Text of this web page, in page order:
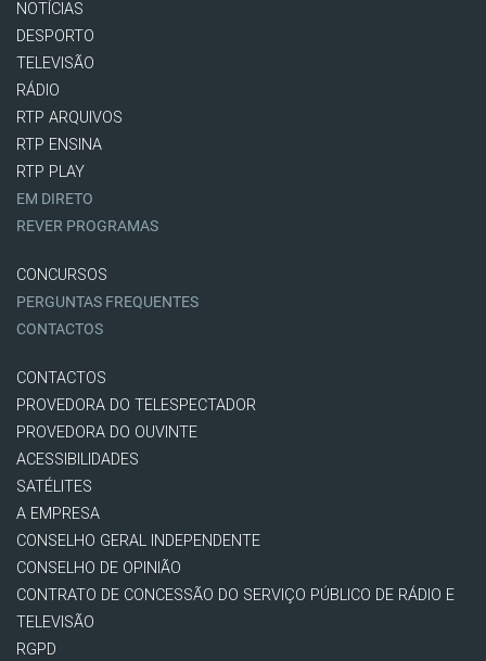
NOTÍCIAS
DESPORTO
TELEVISÃO
RÁDIO
RTP ARQUIVOS
RTP ENSINA
RTP PLAY
EM DIRETO
REVER PROGRAMAS
CONCURSOS
PERGUNTAS FREQUENTES
CONTACTOS
CONTACTOS
PROVEDORA DO TELESPECTADOR
PROVEDORA DO OUVINTE
ACESSIBILIDADES
SATÉLITES
A EMPRESA
CONSELHO GERAL INDEPENDENTE
CONSELHO DE OPINIÃO
CONTRATO DE CONCESSÃO DO SERVIÇO PÚBLICO DE RÁDIO E
TELEVISÃO
RGPD